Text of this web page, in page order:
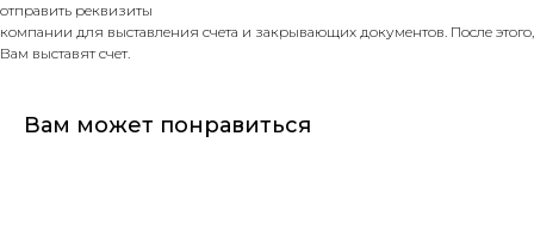
отправить реквизиты
компании для выставления счета и закрывающих документов. После этого,
Вам выставят счет.
Вам может понравиться